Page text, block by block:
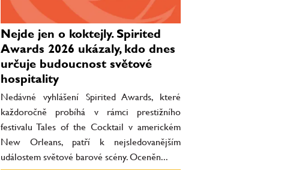
Nejde jen o koktejly. Spirited
Awards 2026 ukázaly, kdo dnes
určuje budoucnost světové
hospitality
Nedávné vyhlášení Spirited Awards, které
každoročně probíhá v rámci prestižního
festivalu Tales of the Cocktail v americkém
New Orleans, patří k nejsledovanějším
událostem světové barové scény. Oceněn...